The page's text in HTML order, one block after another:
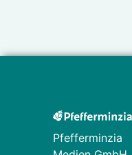
Pfefferminzia